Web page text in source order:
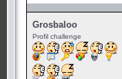
Grosbaloo
Profil challenge